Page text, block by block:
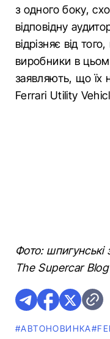
з одного боку,
відповідну
відрізняє від
виробники в
заявляють, що їх
Ferrari Utility
Фото:
The Supercar Blog
#АВТОНОВИНКА